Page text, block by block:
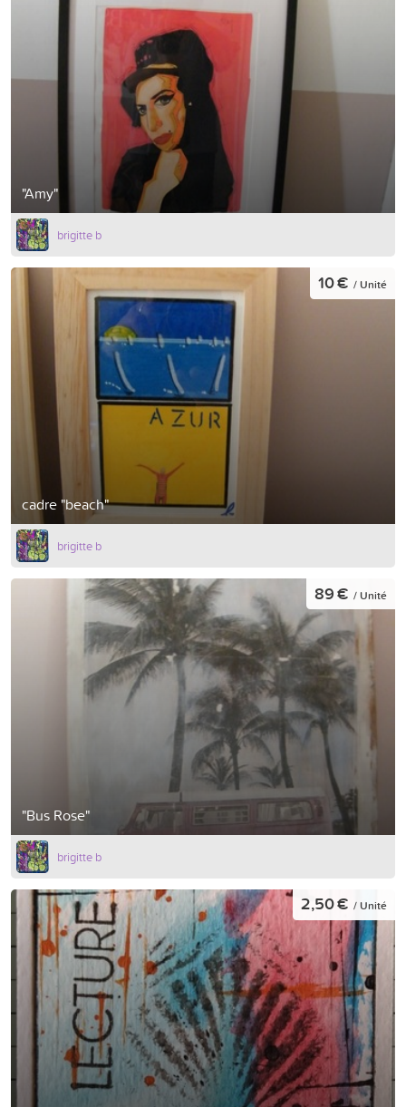
"Amy"
brigitte b
cadre "beach"
10 € / Unité
brigitte b
"Bus Rose"
89 € / Unité
brigitte b
2,50 € / Unité